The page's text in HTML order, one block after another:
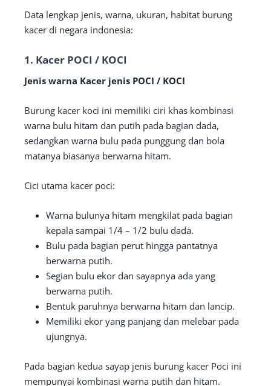
Data lengkap jenis, warna, ukuran, habitat burung
kacer di negara indonesia:
1. Kacer POCI / KOCI
Jenis warna Kacer jenis POCI / KOCI
Burung kacer koci ini memiliki ciri khas kombinasi
warna bulu hitam dan putih pada bagian dada,
sedangkan warna bulu pada punggung dan bola
matanya biasanya berwarna hitam.
Cici utama kacer poci:
Warna bulunya hitam mengkilat pada bagian
kepala sampai 1/4 – 1/2 bulu dada.
Bulu pada bagian perut hingga pantatnya
berwarna putih.
Segian bulu ekor dan sayapnya ada yang
berwarna putih.
Bentuk paruhnya berwarna hitam dan lancip.
Memiliki ekor yang panjang dan melebar pada
ujungnya.
Pada bagian kedua sayap jenis burung kacer Poci ini
mempunyai kombinasi warna putih dan hitam.